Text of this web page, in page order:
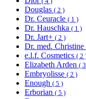
Douglas ( 2 )
Dr. Ceuracle ( 1 )
Dr. Hauschka ( 1 )
Dr. Jart+ ( 2 )
Dr. med. Christine
e.l.f. Cosmetics ( 2
Elizabeth Arden (
Embryolisse ( 2 )
Enough ( 5 )
Erborian ( 5 )